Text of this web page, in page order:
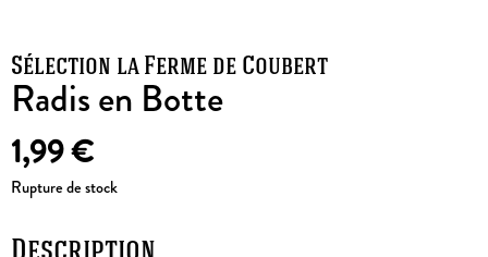
Sélection la Ferme de Coubert
Radis en Botte
1,99€
Rupture de stock